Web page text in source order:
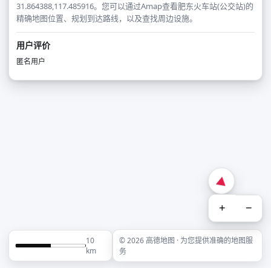
31.864388,117.485916。您可以通过Amap查看肥东火车站(公交站)的
精确地图位置、规划到达路线，以及查找周边设施。
用户评价
匿名用户
+ −
10
km
© 2026 高德地图 · 为您提供准确的地图服
务